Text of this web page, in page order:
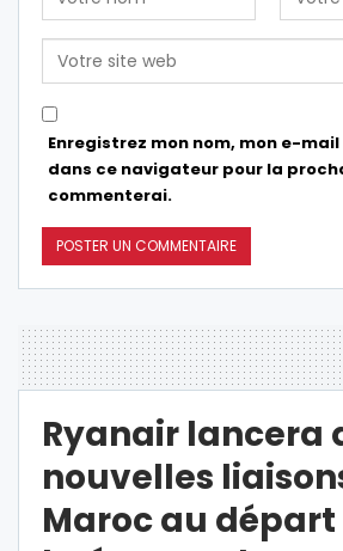
Enregistrez mon nom, mon e-
dans ce navigateur pour la
commenterai.
Ryanair lancera
nouvelles
Maroc au départ